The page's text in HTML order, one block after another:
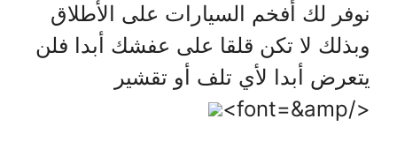
نوفر لك أفخم السيارات على الأطلاق
وبذلك لا تكن قلقا على عفشك أبدا فلن
يتعرض أبدا لأي تلف أو تقشير
</font=&amp>